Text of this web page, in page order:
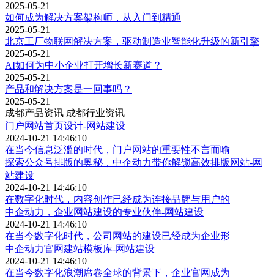
2025-05-21
如何成为解决方案架构师，从入门到精通
2025-05-21
北京工厂物联网解决方案，驱动制造业智能化升级的新引擎
2025-05-21
AI如何为中小企业打开增长新赛道？
2025-05-21
产品和解决方案是一回事吗？
2025-05-21
成都产品资讯 成都行业资讯
门户网站首页设计-网站建设
2024-10-21 14:46:10
在当今信息泛滥的时代，门户网站的重要性不言而喻
探索公众号排版的奥秘，中企动力带你解锁高效排版网站-网
站建设
2024-10-21 14:46:10
在数字化时代，内容创作已经成为连接品牌与用户的
中企动力，企业网站建设的专业伙伴-网站建设
2024-10-21 14:46:10
在当今数字化时代，公司网站的建设已经成为企业形
中企动力官网建站模板库-网站建设
2024-10-21 14:46:10
在当今数字化浪潮席卷全球的背景下，企业官网成为